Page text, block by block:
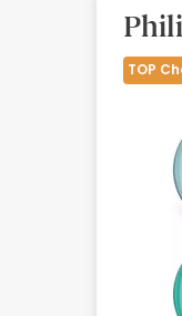
Cosmética
TOP